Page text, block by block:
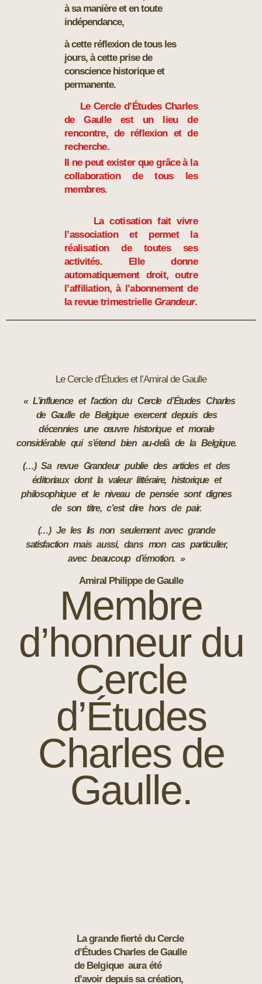
à sa manière et en toute
indépendance,
à cette réflexion de tous les
jours, à cette prise de
conscience historique et
permanente.
Le Cercle d’Études Charles
de Gaulle est un lieu de
rencontre,de réflexion et de
recherche.
Il ne peut exister que grâce à la
collaboration de tous les
membres.
La cotisation fait vivre
l’association et permet la
réalisation de toutes ses
activités. Elle donne
automatiquement droit, outre
l’affiliation, à l’abonnement de
la revue trimestrielle Grandeur.
Le Cercle d’Études et l’Amiral de Gaulle
« L’influence et l’action du Cercle d’Études Charles
de Gaulle de Belgique exercent depuis des
décennies une œuvre historique et morale
considérable qui s’étend bien au-delà de la Belgique.
(…) Sa revue Grandeur publie des articles et des
éditoriaux dont la valeur littéraire, historique et
philosophique et le niveau de pensée sont dignes
de son titre, c’est dire hors de pair.
(…) Je les lis non seulement avec grande
satisfaction mais aussi, dans mon cas particulier,
avec beaucoup d’émotion. »
Amiral Philippe de Gaulle
Membre
d’honneur du
Cercle
d’Études
Charles de
Gaulle.
La grande fierté du Cercle
d’Études Charles de Gaulle
de Belgique aura été
d’avoir depuis sa création,